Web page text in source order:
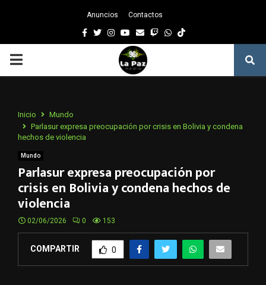
Anuncios Contactos
Facebook
TwitterInstagram
Youtube
EmailTwitchWhatsapp
PRIMARY
Inicio
Mundo
Parlasur expresa preocupación por crisis en Bolivia y condena
hechos de violencia
Mundo
Parlasur expresa preocupación por
crisis en Bolivia y condena hechos de
violencia
02/06/2026 0 153
COMPARTIR 0